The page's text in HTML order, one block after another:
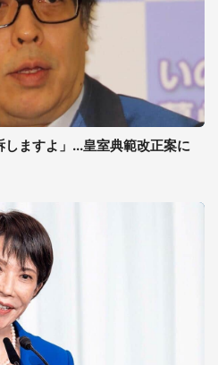
ますよ」...皇室典範改正案に